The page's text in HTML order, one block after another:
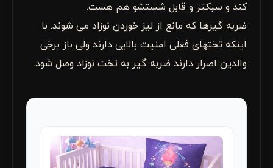
کند و سبکتر و قابل شستشو هم هست.
ضربه گیرها که مانع از لیز خوردن نوزاد می شوند. با
اینکه تختهای فعلی امنیت بالایی دارند ولی باز برخی
والدین اصرار دارند ضربه گیر به تخت نوزاد وصل شود.